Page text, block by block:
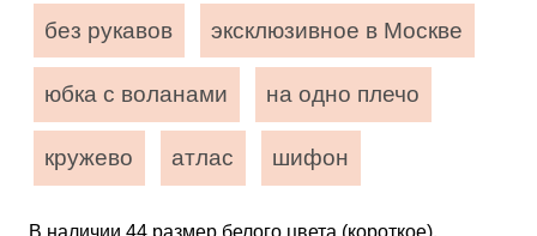
без рукавов эксклюзивное в Москве
юбка с воланами на одно плечо
кружево атлас шифон
В наличии 44 размер белого цвета (короткое).